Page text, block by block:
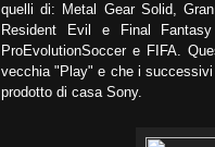
quelli di: Metal Gear Solid,
Resident Evil e Final
ProEvolutionSoccer e FIFA.
vecchia "Play" e che i
prodotto di casa Sony.